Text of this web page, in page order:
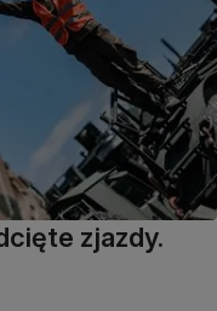
zjazdy.